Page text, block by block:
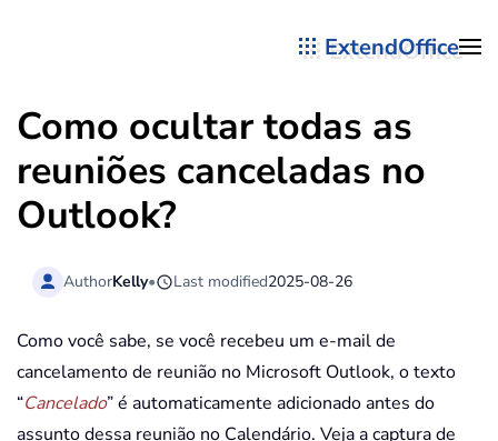
ExtendOffice
Como ocultar todas as
reuniões canceladas no
Outlook?
AuthorKelly• Last modified2025-08-26
Como você sabe, se você recebeu um e-mail de
cancelamento de reunião no Microsoft Outlook, o texto
“Cancelado” é automaticamente adicionado antes do
assunto dessa reunião no Calendário. Veja a captura de